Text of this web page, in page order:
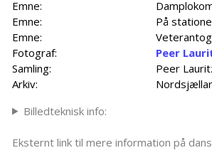
Emne:
Emne:
På
Emne:
Veterantog
Fotograf:
Peer
Samling:
Peer
Arkiv:
Billedteknisk info:
Eksternt link til mere information på